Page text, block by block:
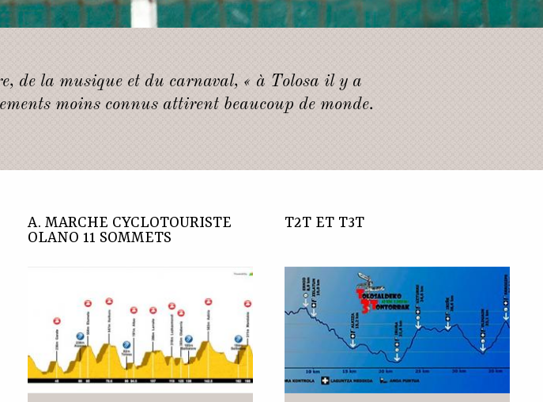
de la musique et du carnaval, « à Tolosa il y a
moins connus attirent beaucoup de monde.
A. MARCHE CYCLOTOURISTE
OLANO 11 SOMMETS
T2T ET T3T